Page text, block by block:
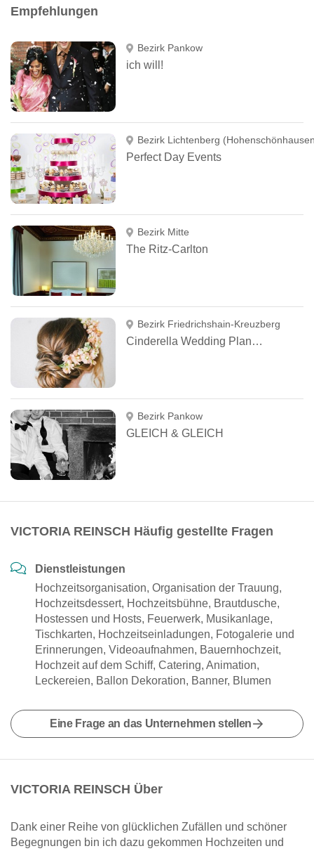
Empfehlungen
Bezirk Pankow
ich will!
Bezirk Lichtenberg
Perfect Day Events
Bezirk Mitte
The Ritz-Carlton
Bezirk Friedrichshain-Kreuzberg
Cinderella Wedding Planner
Bezirk Pankow
GLEICH & GLEICH
VICTORIA REINSCH Häufig gestellte Fragen
Dienstleistungen
Hochzeitsorganisation, Organisation der Trauung,
Hochzeitsdessert, Hochzeitsbühne, Brautdusche,
Hostessen und Hosts, Feuerwerk, Musikanlage,
Tischkarten, Hochzeitseinladungen, Fotogalerie und
Erinnerungen, Videoaufnahmen, Bauernhochzeit,
Hochzeit auf dem Schiff, Catering, Animation,
Leckereien, Ballon Dekoration, Banner, Blumen
Eine Frage an das Unternehmen stellen
VICTORIA REINSCH Über
Dank einer Reihe von glücklichen Zufällen und schöner
Begegnungen bin ich dazu gekommen Hochzeiten und